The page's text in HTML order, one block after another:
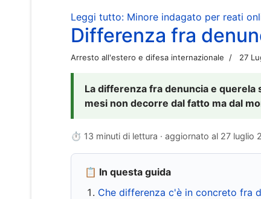
Leggi tutto: Minore indagato per reati
Differenza fra
Arresto all'estero e difesa internazionale 27
La differenza fra denuncia e
mesi non decorre dal fatto ma dal
⏱ 13 minuti di lettura · aggiornato al 27 luglio
📋 In questa guida
Che differenza c'è in concreto fra